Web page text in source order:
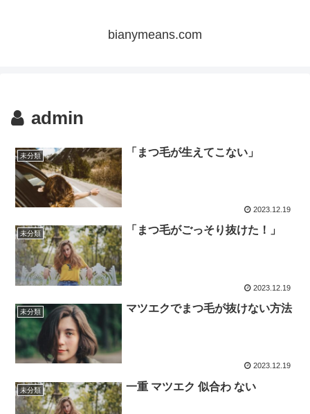
bianymeans.com
admin
未分類 「まつ毛が生えてこない」
2023.12.19
未分類 「まつ毛がごっそり抜けた！」
2023.12.19
未分類 マツエクでまつ毛が抜けない方法
2023.12.19
未分類 一重 マツエク 似合わ ない